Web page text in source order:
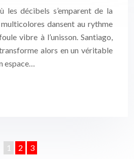
les décibels s’emparent de la
dansent au rythme
vibre à l’unisson. Santiago,
alors en un véritable
espace…
1 2 3